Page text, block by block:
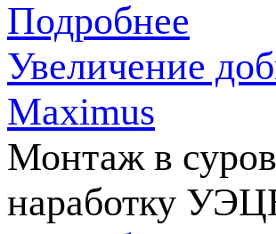
Подробнее
Увеличение
Maximus
Монтаж в
наработку